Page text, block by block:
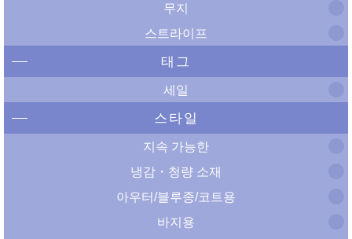
무지
스트라이프
태그
세일
스타일
지속 가능한
냉감・청량 소재
아우터/블루종/코트용
바지용